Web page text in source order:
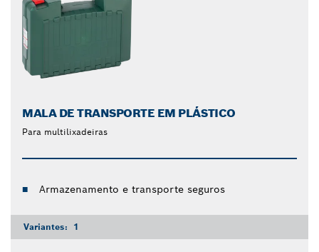
MALA DE TRANSPORTE EM PLÁSTICO
Para multilixadeiras
Armazenamento e transporte seguros
Variantes: 1